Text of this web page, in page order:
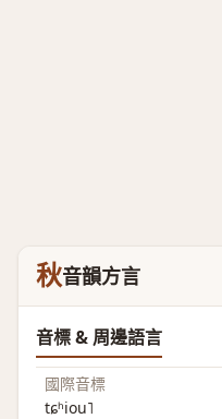
秋音韻方言
音標 & 周邊語言
國際音標
tɕʰiou˥